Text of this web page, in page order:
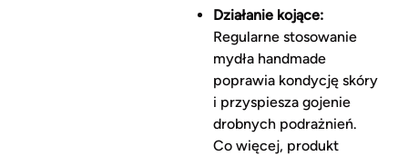
Działanie kojące:
Regularne stosowanie
mydła handmade
poprawia kondycję skóry
i przyspiesza gojenie
drobnych podrażnień.
Co więcej, produkt